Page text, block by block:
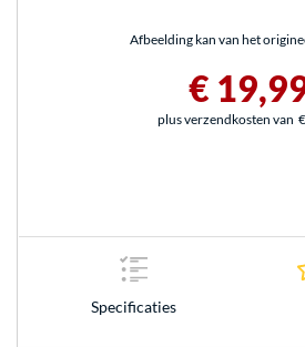
Afbeelding kan van het
€
plus verzendkosten van
Specificaties